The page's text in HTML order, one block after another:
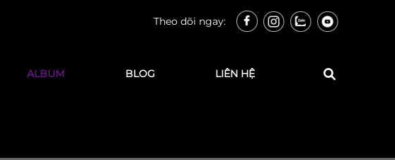
Theo dõi ngay:
ALBUM BLOG LIÊN HỆ